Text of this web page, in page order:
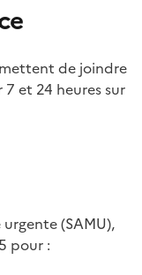
de joindre
et 24 heures sur
(SAMU),
pour :